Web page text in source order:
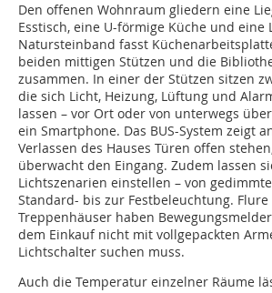
Den offenen Wohnraum gliedern eine
Esstisch, eine U-förmige Küche und eine
Natursteinband fasst
beiden mittigen Stützen und die
zusammen. In einer der Stützen sitzen
die sich Licht, Heizung, Lüftung und
lassen – vor Ort oder von unterwegs
ein Smartphone. Das BUS-System zeigt
Verlassen des Hauses Türen offen
überwacht den Eingang. Zudem lassen
Lichtszenarien einstellen – von
Standard- bis zur Festbeleuchtung. Flure
Treppenhäuser haben
dem Einkauf nicht mit vollgepackten
Lichtschalter suchen muss.
Auch die Temperatur einzelner Räume